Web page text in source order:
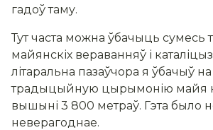
гадоў таму.
Тут часта можна ўбачыць
майянскіх вераванняў і
літаральна пазаўчора я ўбачыў
традыцыйную цырымонію майя
вышыні 3 800 метраў. Гэта было
неверагоднае.